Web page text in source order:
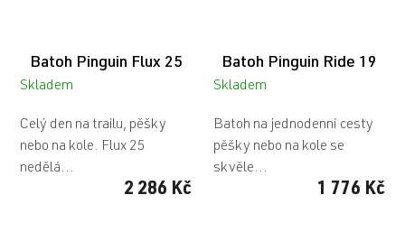
Batoh Pinguin Flux 25
Skladem
2 286 Kč
Celý den na trailu, pěšky
nebo na kole. Flux 25
nedělá...
Batoh Pinguin Ride 19
Skladem
1 776 Kč
Batoh na jednodenní cesty
pěšky nebo na kole se
skvěle...